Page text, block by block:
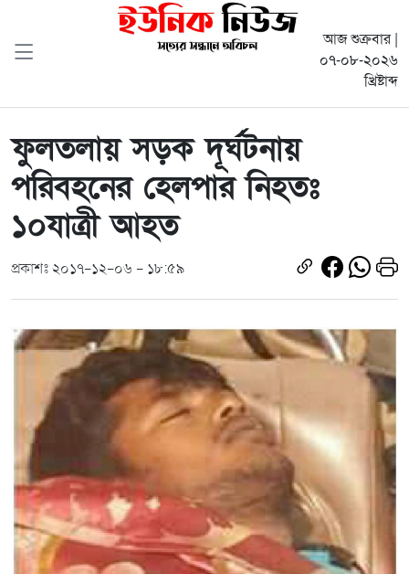
আজ শুক্রবার |
০৭-০৮-২০২৬
খ্রিষ্টাব্দ
ফুলতলায় সড়ক দূর্ঘটনায়
পরিবহনের হেলপার নিহতঃ
১০যাত্রী আহত
প্রকাশঃ ২০১৭-১২-০৬ - ১৮:৫৯